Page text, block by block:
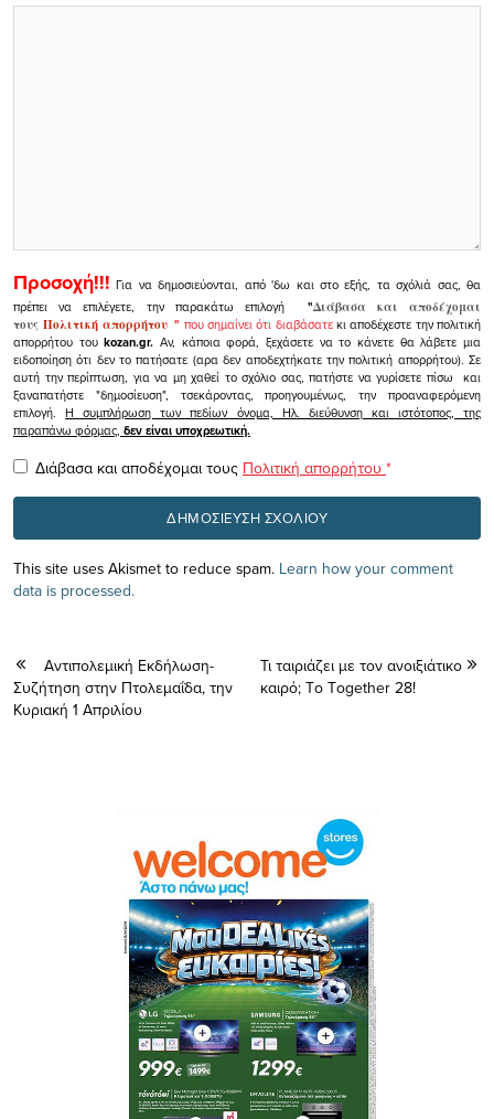
Προσοχή!!! Για να δημοσιεύονται, από 'δω και στο εξής, τα σχόλιά σας, θα
πρέπει να επιλέγετε, την παρακάτω επιλογή
"Διάβασα και αποδέχομαι
τουςΠολιτική απορρήτου" που σημαίνει ότι διαβάσατεκι αποδέχεστε την πολιτική
απορρήτου τουkozan.gr. Αν, κάποια φορά, ξεχάσετε να το κάνετε θα λάβετε μια
ειδοποίηση ότι δεν το πατήσατε (αρα δεν αποδεχτήκατε την πολιτική απορρήτου). Σε
αυτή την περίπτωση, για να μη χαθεί το σχόλιο σας, πατήστε να γυρίσετε πίσω και
ξαναπατήστε "δημοσίευση", τσεκάροντας, προηγουμένως, την προαναφερόμενη
επιλογή.Η συμπλήρωση των πεδίων όνομα, Ηλ. διεύθυνση και ιστότοπος, της
παραπάνω φόρμας, δεν είναι υποχρεωτική.
Διάβασα και αποδέχομαι τους Πολιτική απορρήτου *
This site uses Akismet to reduce spam. Learn how your comment
data is processed.
Αντιπολεμική Εκδήλωση-
Συζήτηση στην Πτολεμαΐδα, την
Κυριακή 1 Απριλίου
Τι ταιριάζει με τον ανοιξιάτικο
καιρό; Tο Τogether 28!